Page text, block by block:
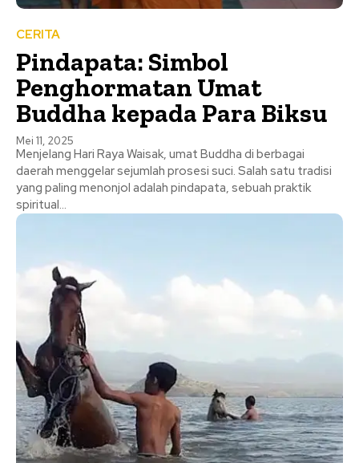
CERITA
Pindapata: Simbol
Penghormatan Umat
Buddha kepada Para Biksu
Mei 11, 2025
Menjelang Hari Raya Waisak, umat Buddha di berbagai
daerah menggelar sejumlah prosesi suci. Salah satu tradisi
yang paling menonjol adalah pindapata, sebuah praktik
spiritual...